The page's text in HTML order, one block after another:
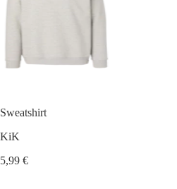
Sweatshirt
KiK
5,99 €